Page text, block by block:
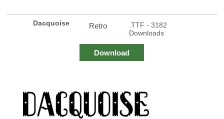
Dacquoise Retro
.TTF - 3182
Downloads
Download